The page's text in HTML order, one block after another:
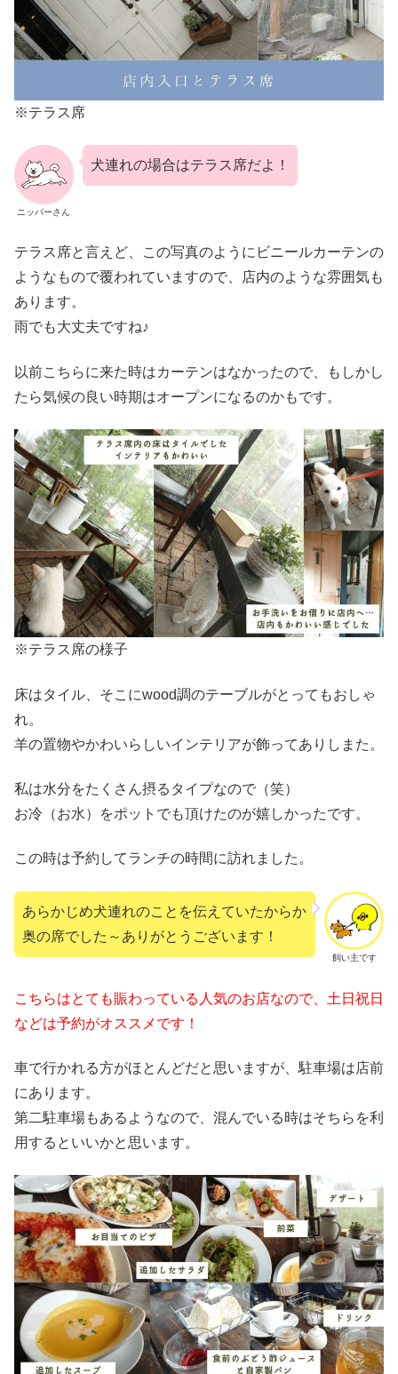
※テラス席
ニッパーさん
犬連れの場合はテラス席だよ！
テラス席と言えど、この写真のようにビニールカーテンの
ようなもので覆われていますので、店内のような雰囲気も
あります。
雨でも大丈夫ですね♪
以前こちらに来た時はカーテンはなかったので、もしかし
たら気候の良い時期はオープンになるのかもです。
※テラス席の様子
床はタイル、そこにwood調のテーブルがとってもおしゃ
れ。
羊の置物やかわいらしいインテリアが飾ってありしまた。
私は水分をたくさん摂るタイプなので（笑）
お冷（お水）をポットでも頂けたのが嬉しかったです。
この時は予約してランチの時間に訪れました。
飼い主です
あらかじめ犬連れのことを伝えていたからか
奥の席でした～ありがとうございます！
こちらはとても賑わっている人気のお店なので、土日祝日
などは予約がオススメです！
車で行かれる方がほとんどだと思いますが、駐車場は店前
にあります。
第二駐車場もあるようなので、混んでいる時はそちらを利
用するといいかと思います。